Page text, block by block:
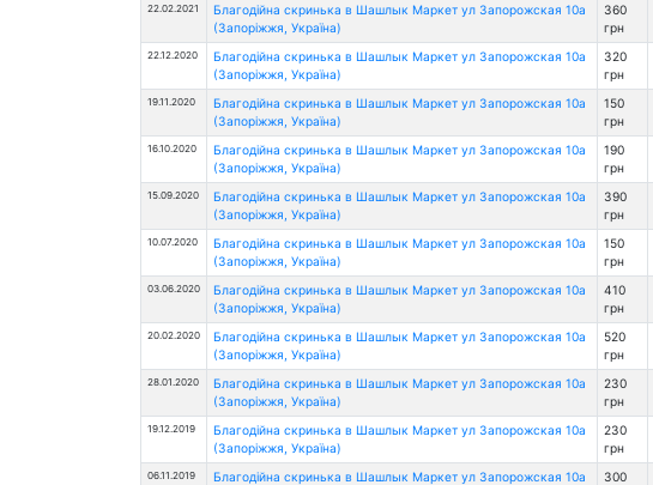
22.02.2021
Благодійна скринька в Шашлык Маркет ул Запорожская 10а
(Запоріжжя, Україна)
360
грн
22.12.2020
Благодійна скринька в Шашлык Маркет ул Запорожская 10а
(Запоріжжя, Україна)
320
грн
19.11.2020
Благодійна скринька в Шашлык Маркет ул Запорожская 10а
(Запоріжжя, Україна)
150
грн
16.10.2020
Благодійна скринька в Шашлык Маркет ул Запорожская 10а
(Запоріжжя, Україна)
190
грн
15.09.2020
Благодійна скринька в Шашлык Маркет ул Запорожская 10а
(Запоріжжя, Україна)
390
грн
10.07.2020
Благодійна скринька в Шашлык Маркет ул Запорожская 10а
(Запоріжжя, Україна)
150
грн
03.06.2020
Благодійна скринька в Шашлык Маркет ул Запорожская 10а
(Запоріжжя, Україна)
410
грн
20.02.2020
Благодійна скринька в Шашлык Маркет ул Запорожская 10а
(Запоріжжя, Україна)
520
грн
28.01.2020
Благодійна скринька в Шашлык Маркет ул Запорожская 10а
(Запоріжжя, Україна)
230
грн
19.12.2019
Благодійна скринька в Шашлык Маркет ул Запорожская 10а
(Запоріжжя, Україна)
230
грн
06.11.2019
Благодійна скринька в Шашлык Маркет ул Запорожская 10а
300